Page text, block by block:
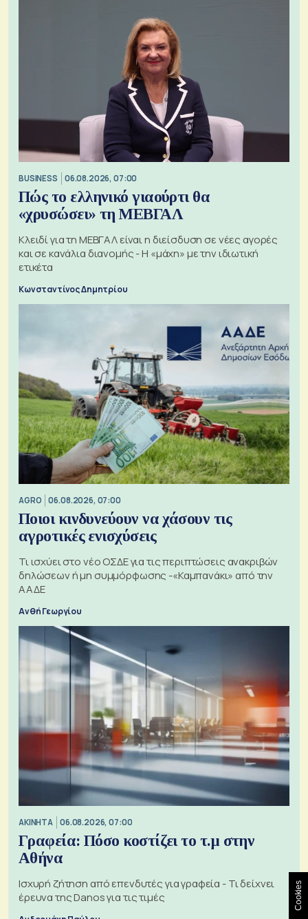
BUSINESS 06.08.2026, 07:00
Πώς το ελληνικό γιαούρτι θα
«χρυσώσει» τη ΜΕΒΓΑΛ
Κλειδί για τη ΜΕΒΓΑΛ είναι η διείσδυση σε νέες αγορές
και σε κανάλια διανομής - Η «μάχη» με την ιδιωτική
ετικέτα
Κωνσταντίνος Δημητρίου
AGRO 06.08.2026, 07:00
Ποιοι κινδυνεύουν να χάσουν τις
αγροτικές ενισχύσεις
Τι ισχύει στο νέο ΟΣΔΕ για τις περιπτώσεις ανακριβών
δηλώσεων ή μη συμμόρφωσης -«Καμπανάκι» από την
ΑΑΔΕ
Ανθή Γεωργίου
ΑΚΙΝΗΤΑ 06.08.2026, 07:00
Γραφεία: Πόσο κοστίζει το τ.μ στην
Αθήνα
Ισχυρή ζήτηση από επενδυτές για γραφεία - Τι δείχνει
έρευνα της Danos για τις τιμές
Cookies